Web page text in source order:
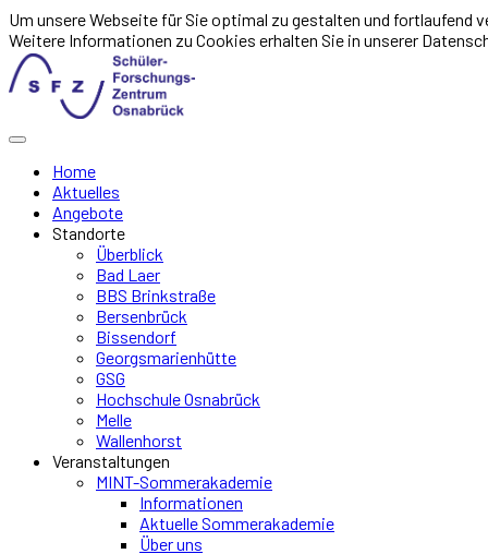
Um unsere Webseite für Sie optimal zu gestalten und fortlaufend
Weitere Informationen zu Cookies erhalten Sie in unserer
Home
Aktuelles
Angebote
Standorte
Überblick
Bad Laer
BBS Brinkstraße
Bersenbrück
Bissendorf
Georgsmarienhütte
GSG
Hochschule Osnabrück
Melle
Wallenhorst
Veranstaltungen
MINT-Sommerakademie
Informationen
Aktuelle Sommerakademie
Über uns